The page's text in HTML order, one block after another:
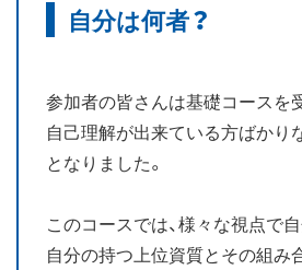
お知らせ自分は何者？
参加者の皆さんは基礎コースを
自己理解が出来ている方ばかり
となりました。
このコースでは、様々な視点で
自分の持つ上位資質とその組み